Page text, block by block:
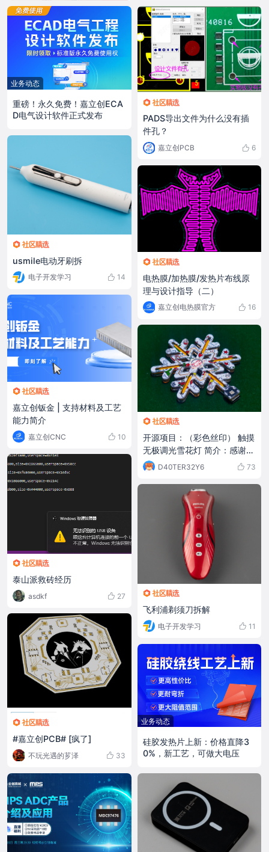
业务动态
重磅！永久免费！嘉立创ECA
D电气设计软件正式发布
usmile电动牙刷拆
电子开发学习 14
嘉立创钣金 | 支持材料及工艺
能力简介
嘉立创CNC 10
泰山派救砖经历
asdkf 27
#嘉立创PCB# [疯了]
不玩光遇的芗泽 33
PADS导出文件为什么没有插
件孔？
嘉立创PCB 6
电热膜/加热膜/发热片布线原
理与设计指导（二）
嘉立创电热膜官方 16
开源项目：（彩色丝印） 触摸
无极调光雪花灯 简介：感谢大
家对雪花灯的支持，我做了一
ttps://oshwhub.com/mond
raker/chu-mo-wu-ji-diao-
guang-xue-hua-deng-tao-
ci-deng-si-xin-shou-xiao-
bai-ye-ke-yi-zuo-_2023-0
9-14_07-48-08] #DIY设计#
#消费电子# #声光设计#
D40TER32Y6 73
飞利浦剃须刀拆解
电子开发学习 11
业务动态
硅胶发热片上新：价格直降3
0%，新工艺，可做大电压